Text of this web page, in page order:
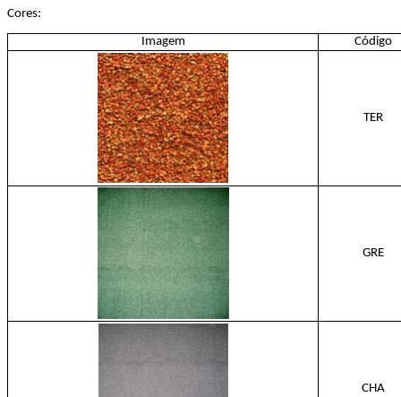
Cores:
Imagem Código
TER
GRE
CHA